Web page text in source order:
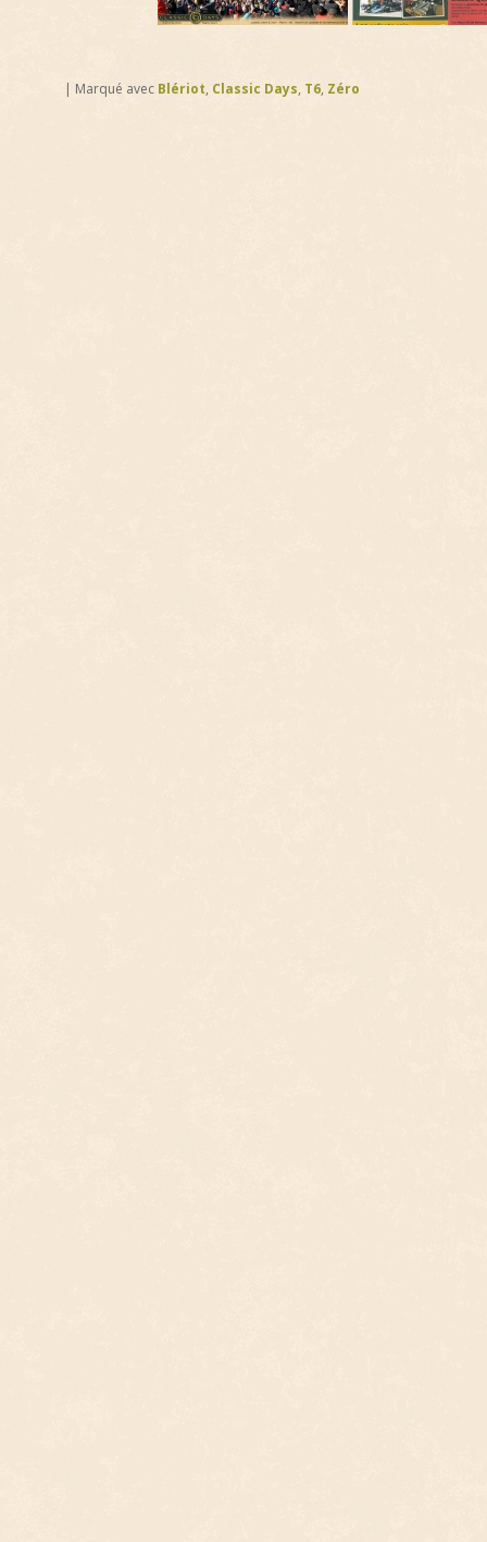
| Marqué avec Blériot, Classic Days, T6, Zéro